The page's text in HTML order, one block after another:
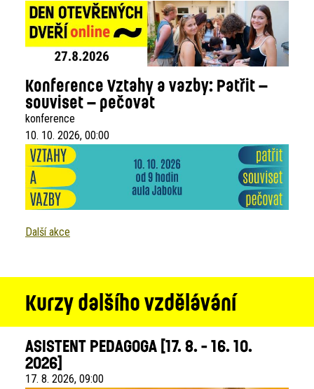
Konference Vztahy a vazby: Patřit –
souviset – pečovat
konference
10. 10. 2026, 00:00
Další akce
Kurzy dalšího vzdělávání
ASISTENT PEDAGOGA [17. 8. - 16. 10.
2026]
17. 8. 2026, 09:00